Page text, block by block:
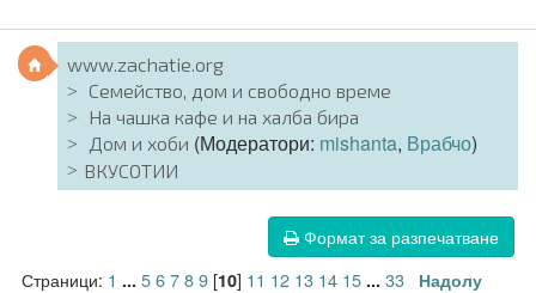
www.zachatie.org
Семейство, дом и свободно време
На чашка кафе и на халба бира
Дом и хоби (Модератори: mishanta, Врабчо)
ВКУСОТИИ
Формат за разпечатване
Страници: 1 ... 56789[10] 11 12 13 14 15 ... 33 Надолу